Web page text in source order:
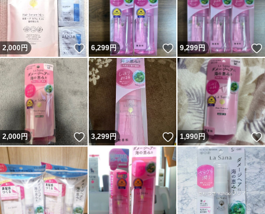
2,000円 いいね！
6,299円 いいね！
9,299円
2,000円 いいね！
3,299円 いいね！
1,990 円